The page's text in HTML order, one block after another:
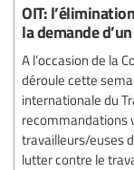
OIT:
la demande
A l’occasion de la
déroule cette
internationale du
recommandations
travailleurs/euses
lutter contre le